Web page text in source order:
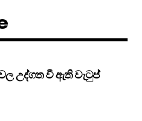
උද්ගත වී ඇති වැටුප්